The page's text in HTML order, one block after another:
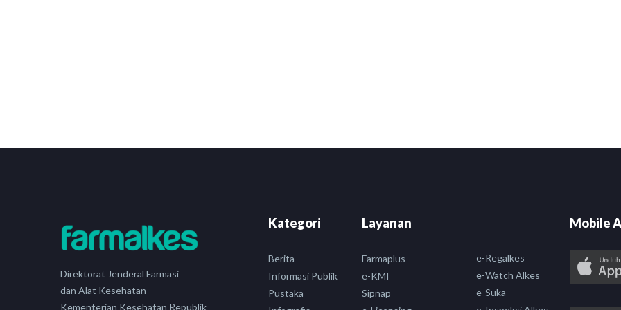
Direktorat Jenderal Farmasi
dan Alat Kesehatan
Kementerian Kesehatan Republik
Kategori
Berita
Informasi Publik
Pustaka
Layanan
Farmaplus
e-KMI
Sipnap
e-Regalkes
e-Watch Alkes
e-Suka
Mobile